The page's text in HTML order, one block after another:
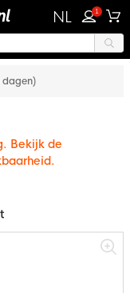
NL 1
Bekijk de